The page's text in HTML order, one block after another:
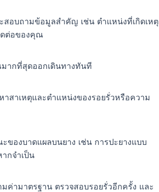
อบถามข้อมูลสำคัญ เช่น ตำแหน่งที่เกิดเหตุ
ดต่อของคุณ
ากที่สุดออกเดินทางทันที
าสาเหตุและตำแหน่งของรอยรั่วหรือความ
ของบาดแผลบนยาง เช่น การปะยางแบบ
กจำเป็น
ค่ามาตรฐาน ตรวจสอบรอยรั่วอีกครั้ง และ